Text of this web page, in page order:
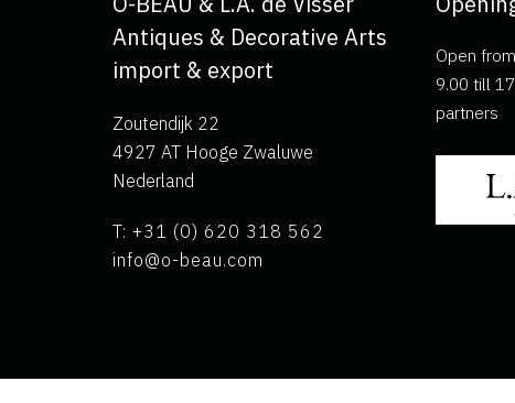
Antiques & Decorative Arts
import & export
Zoutendijk 22
4927 AT Hooge Zwaluwe
Nederland
T: +31 (0) 620 318 562
info@o-beau.com
Open
9.00 till
partners